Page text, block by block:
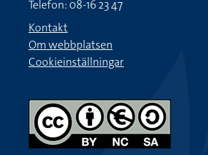
Telefon: 08-16 23 47
Kontakt
Om webbplatsen
Cookieinställningar